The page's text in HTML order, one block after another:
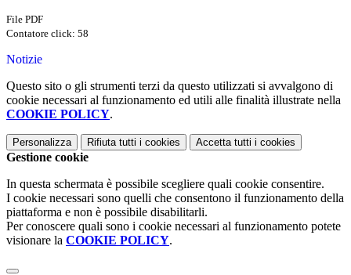
File PDF
Contatore click: 58
Notizie
Questo sito o gli strumenti terzi da questo utilizzati si avvalgono di
cookie necessari al funzionamento ed utili alle finalità illustrate nella
COOKIE POLICY.
Personalizza Rifiuta tutti i cookies Accetta tutti i cookies
Gestione cookie
In questa schermata è possibile scegliere quali cookie consentire.
I cookie necessari sono quelli che consentono il funzionamento della
piattaforma e non è possibile disabilitarli.
Per conoscere quali sono i cookie necessari al funzionamento potete
visionare la COOKIE POLICY.